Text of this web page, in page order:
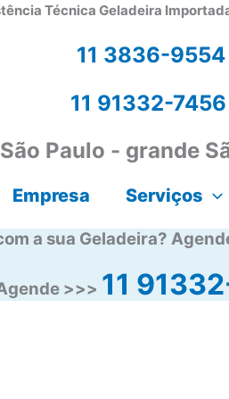
Técnica Geladeira
11 3836-9554
11 91332-7456
São Paulo - grande
Empresa Serviços
a sua Geladeira?
>>> 11